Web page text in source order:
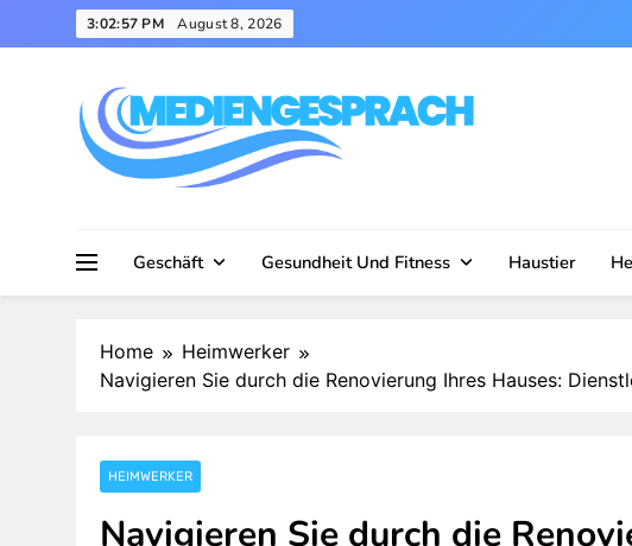
to
3:02:58 PM August 8, 2026
Geschäft Gesundheit Und Fitness Haustier
Home
Heimwerker
Navigieren Sie durch die Renovierung Ihres Hauses:
HEIMWERKER
Navigieren Sie durch die